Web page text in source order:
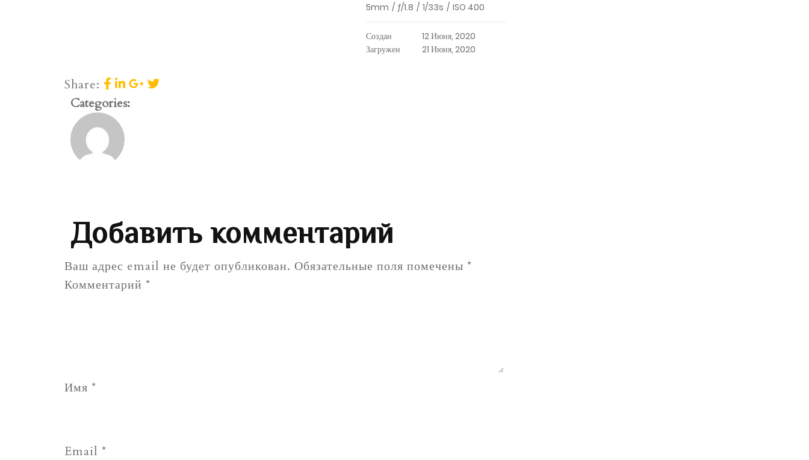
5mm / ƒ/1.8 / 1/33s / ISO 400
Создан
12 Июня, 2020
Загружен
21 Июня, 2020
Share:
Categories:
Добавить комментарий
Ваш адрес email не будет опубликован. Обязательные поля помечены *
Комментарий *
Имя *
Email *